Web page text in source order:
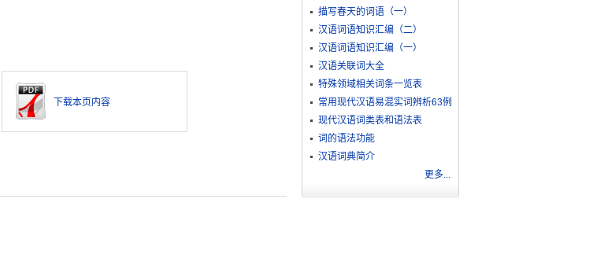
下载本页内容
描写春天的词语（一）
汉语词语知识汇编（二）
汉语词语知识汇编（一）
汉语关联词大全
特殊领域相关词条一览表
常用现代汉语易混实词辨析63例
现代汉语词类表和语法表
词的语法功能
汉语词典简介
更多...